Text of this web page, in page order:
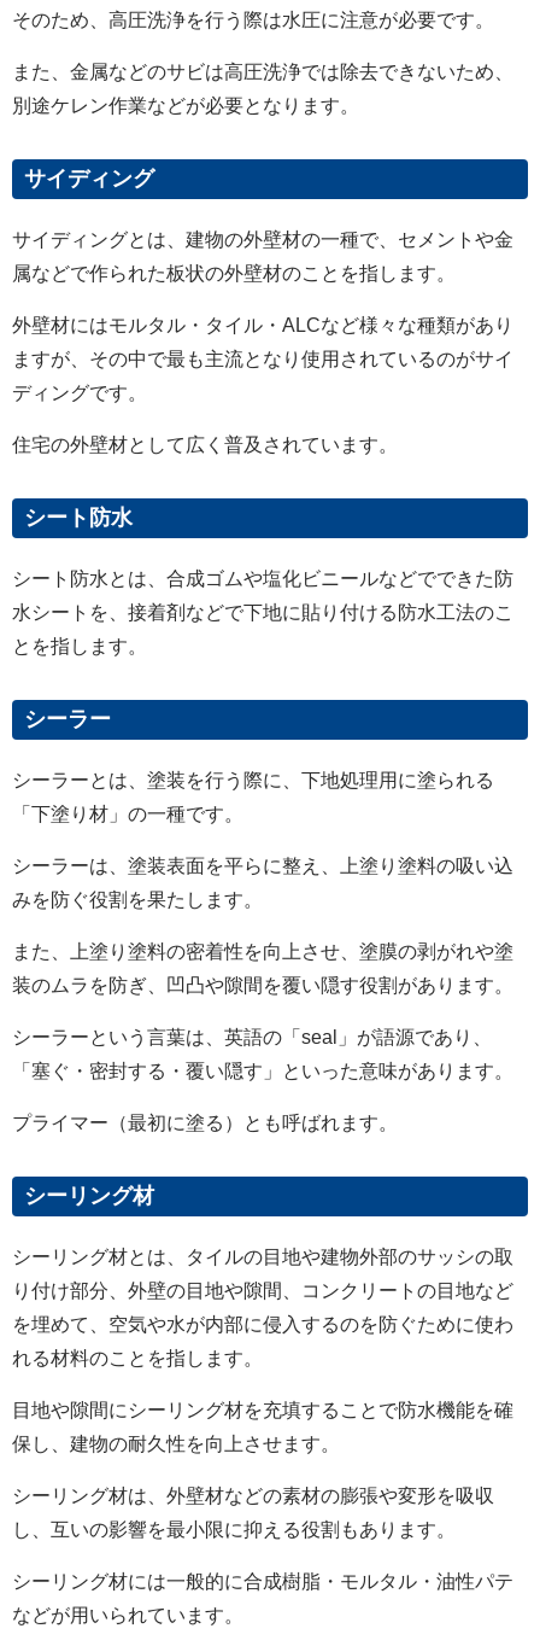
そのため、高圧洗浄を行う際は水圧に注意が必要です。
また、金属などのサビは高圧洗浄では除去できないため、
別途ケレン作業などが必要となります。
サイディング
サイディングとは、建物の外壁材の一種で、セメントや金
属などで作られた板状の外壁材のことを指します。
外壁材にはモルタル・タイル・ ALCなど様々な種類があり
ますが、その中で最も主流となり使用されているのがサイ
ディングです。
住宅の外壁材として広く普及されています。
シート防水
シート防水とは、合成ゴムや塩化ビニールなどでできた防
水シートを、接着剤などで下地に貼り付ける防水工法のこ
とを指します。
シーラー
シーラーとは、塗装を行う際に、下地処理用に塗られる
「下塗り材」の一種です。
シーラーは、塗装表面を平らに整え、上塗り塗料の吸い込
みを防ぐ役割を果たします。
また、上塗り塗料の密着性を向上させ、塗膜の剥がれや塗
装のムラを防ぎ、凹凸や隙間を覆い隠す役割があります。
シーラーという言葉は、英語の「 seal
」が語源であり、
「塞ぐ・密封する・覆い隠す」といった意味があります。
プライマー（最初に塗る）とも呼ばれます。
シーリング材
シーリング材とは、タイルの目地や建物外部のサッシの取
り付け部分、外壁の目地や隙間、コンクリートの目地など
を埋めて、空気や水が内部に侵入するのを防ぐために使わ
れる材料のことを指します。
目地や隙間にシーリング材を充填することで防水機能を確
保し、建物の耐久性を向上させます。
シーリング材は、外壁材などの素材の膨張や変形を吸収
し、互いの影響を最小限に抑える役割もあります。
シーリング材には一般的に合成樹脂・モルタル・油性パテ
などが用いられています。